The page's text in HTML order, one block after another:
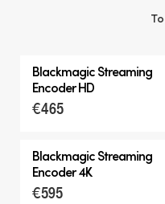
Blackmagic
BlackmagicStreaming
Encoder HD
€465
BlackmagicStreaming
Encoder 4K
€595